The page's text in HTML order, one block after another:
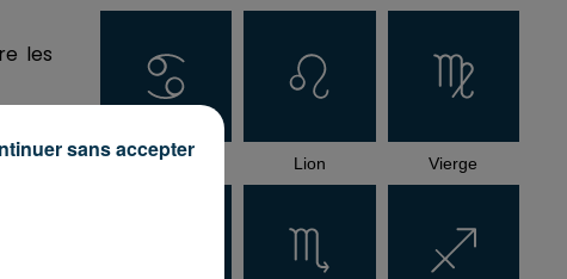
les
Cancer Lion Vierge
sans accepter